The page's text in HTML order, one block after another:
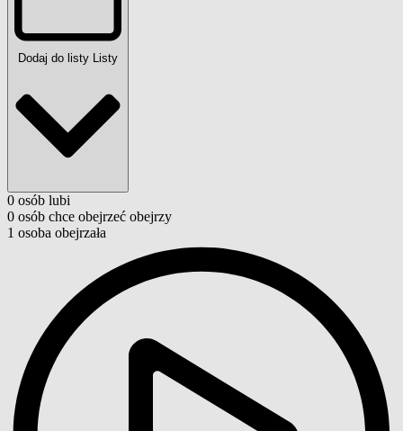
Dodaj do listy Listy
0 osób lubi
0 osób chce obejrzeć obejrzy
1 osoba obejrzała